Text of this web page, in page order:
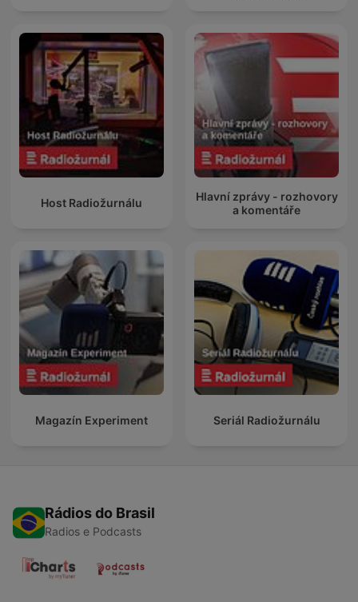
Host Radiožurnálu
Hlavní zprávy - rozhovory
a komentáře
Magazín Experiment Seriál Radiožurnálu
Rádios do Brasil
Radios e Podcasts